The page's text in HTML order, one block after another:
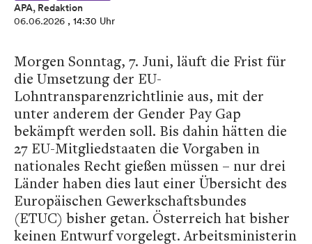
APA, Redaktion
06.06.2026 , 14:30 Uhr
Morgen Sonntag, 7. Juni, läuft die Frist für
die Umsetzung der EU-
Lohntransparenzrichtlinie aus, mit der
unter anderem der Gender Pay Gap
bekämpft werden soll. Bis dahin hätten die
27 EU-Mitgliedstaaten die Vorgaben in
nationales Recht gießen müssen – nur drei
Länder haben dies laut einer Übersicht des
Europäischen Gewerkschaftsbundes
(ETUC) bisher getan. Österreich hat bisher
keinen Entwurf vorgelegt. Arbeitsministerin